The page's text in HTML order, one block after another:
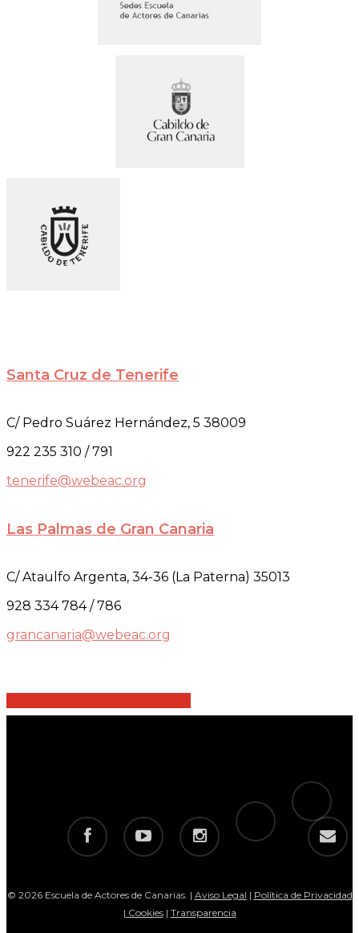
Santa Cruz de Tenerife
C/ Pedro Suárez Hernández, 5 38009
922 235 310 / 791
tenerife@webeac.org
Las Palmas de Gran Canaria
C/ Ataulfo Argenta, 34-36 (La Paterna) 35013
928 334 784 / 786
grancanaria@webeac.org
facebook youtube instagram
telegram
tiktok
email
© 2026 Escuela de Actores de Canarias. | Aviso Legal | Política de Privacidad
| Cookies| Transparencia